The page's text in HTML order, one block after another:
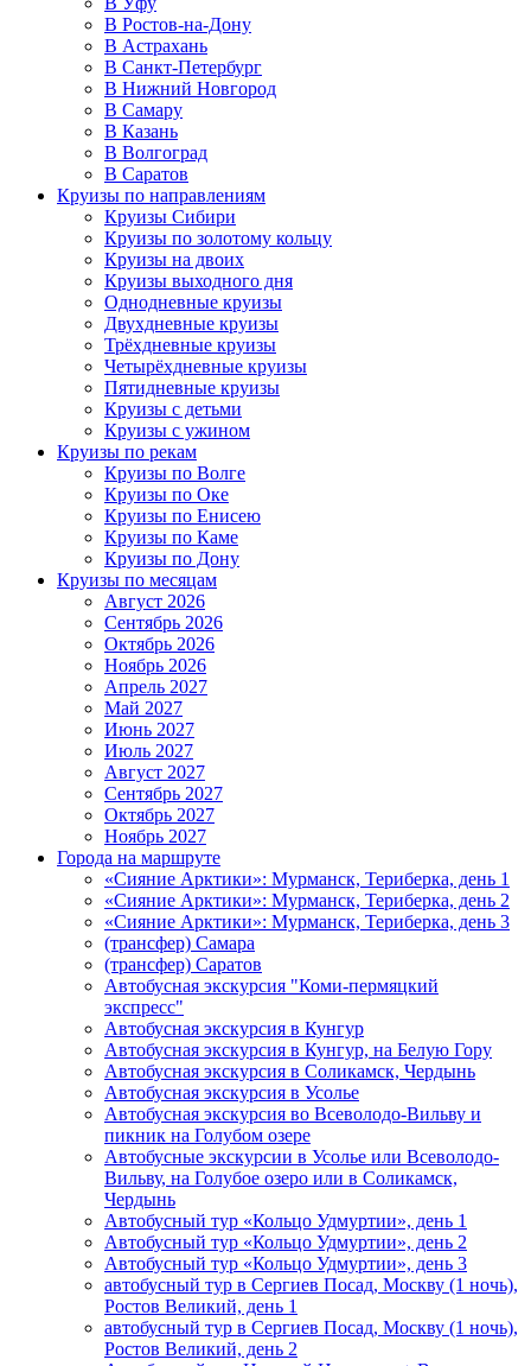
В Ростов-на-Дону
В Астрахань
В Санкт-Петербург
В Нижний Новгород
В Самару
В Казань
В Волгоград
В Саратов
Круизы по направлениям
Круизы Сибири
Круизы по золотому кольцу
Круизы на двоих
Круизы выходного дня
Однодневные круизы
Двухдневные круизы
Трёхдневные круизы
Четырёхдневные круизы
Пятидневные круизы
Круизы с детьми
Круизы с ужином
Круизы по рекам
Круизы по Волге
Круизы по Оке
Круизы по Енисею
Круизы по Каме
Круизы по Дону
Круизы по месяцам
Август 2026
Сентябрь 2026
Октябрь 2026
Ноябрь 2026
Апрель 2027
Май 2027
Июнь 2027
Июль 2027
Август 2027
Сентябрь 2027
Октябрь 2027
Ноябрь 2027
Города на маршруте
«Сияние Арктики»: Мурманск, Териберка, день 1
«Сияние Арктики»: Мурманск, Териберка, день 2
«Сияние Арктики»: Мурманск, Териберка, день 3
(трансфер) Самара
(трансфер) Саратов
Автобусная экскурсия "Коми-пермяцкий
экспресс"
Автобусная экскурсия в Кунгур
Автобусная экскурсия в Кунгур, на Белую Гору
Автобусная экскурсия в Соликамск, Чердынь
Автобусная экскурсия в Усолье
Автобусная экскурсия во Всеволодо-Вильву и
пикник на Голубом озере
Автобусные экскурсии в Усолье или Всеволодо-
Вильву, на Голубое озеро или в Соликамск,
Чердынь
Автобусный тур «Кольцо Удмуртии», день 1
Автобусный тур «Кольцо Удмуртии», день 2
Автобусный тур «Кольцо Удмуртии», день 3
автобусный тур в Сергиев Посад, Москву (1 ночь),
Ростов Великий, день 1
автобусный тур в Сергиев Посад, Москву (1 ночь),
Ростов Великий, день 2